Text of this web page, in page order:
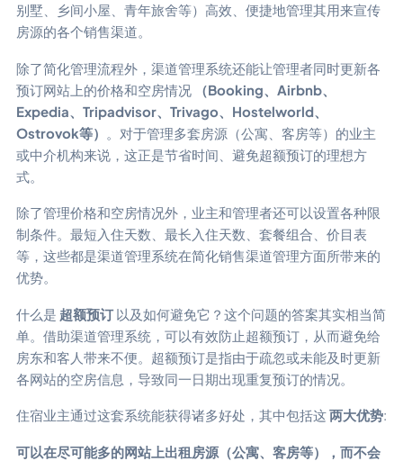
别墅、乡间小屋、青年旅舍等）高效、便捷地管理其用来宣传
房源的各个销售渠道。
除了简化管理流程外，渠道管理系统还能让管理者同时更新各
预订网站上的价格和空房情况
（Booking、Airbnb、
Expedia、Tripadvisor、Trivago、Hostelworld、
Ostrovok等） 。对于管理多套房源（公寓、客房等）的业主
或中介机构来说，这正是节省时间、避免超额预订的理想方
式。
除了管理价格和空房情况外，业主和管理者还可以设置各种限
制条件。最短入住天数、最长入住天数、套餐组合、价目表
等，这些都是渠道管理系统在简化销售渠道管理方面所带来的
优势。
什么是 超额预订以及如何避免它？这个问题的答案其实相当简
单。借助渠道管理系统，可以有效防止超额预订，从而避免给
房东和客人带来不便。超额预订是指由于疏忽或未能及时更新
各网站的空房信息，导致同一日期出现重复预订的情况。
住宿业主通过这套系统能获得诸多好处，其中包括这两大优势:
可以在尽可能多的网站上出租房源（公寓、客房等），而不会